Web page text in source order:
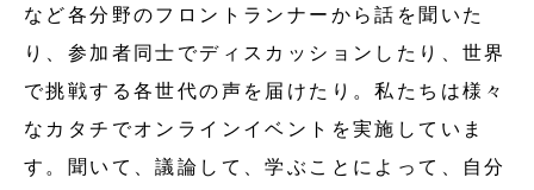
など各分野のフロントランナーから話を聞いた
り、参加者同士でディスカッションしたり、世界
で挑戦する各世代の声を届けたり。私たちは様々
なカタチでオンラインイベントを実施していま
す。聞いて、議論して、学ぶことによって、自分